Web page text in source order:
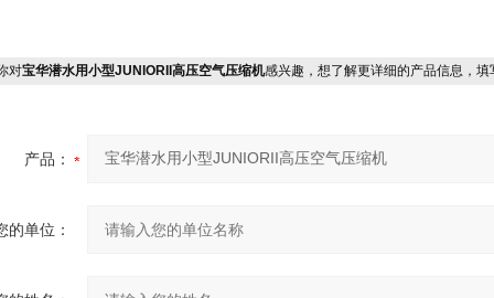
对宝华潜水用小型JUNIORII高压空气压缩机感兴趣，想了解更详细的产品信息，填
产品：
的单位：